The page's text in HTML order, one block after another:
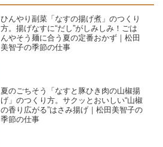
ひんやり副菜「なすの揚げ煮」のつくり
方。揚げなすに“だし”がしみしみ！ごは
んやそう麺に合う夏の定番おかず｜松田
美智子の季節の仕事
夏のごちそう「なすと豚ひき肉の山椒揚
げ」のつくり方。サクッとおいしい“山椒
の香り広がる”はさみ揚げ｜松田美智子の
季節の仕事